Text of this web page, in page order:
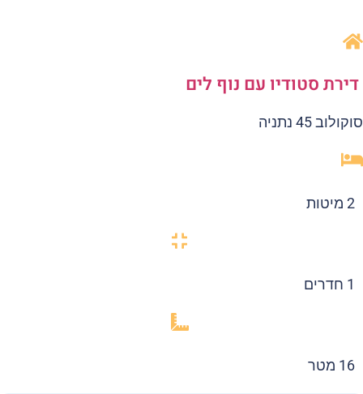
סטודיו עם נוף לים
45 נתניה
16 מטר